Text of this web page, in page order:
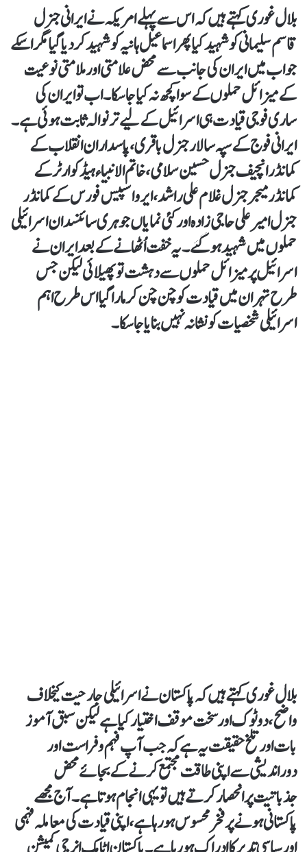
بلال غوری کہتے ہیں کہ اس سے پہلے امریکہ نے ایرانی جنرل
قاسم سلیمانی کو شہید کیا پھر اسماعیل ہانیہ کو شہید کر دیا گیا مگر اسکے
جواب میں ایران کی جانب سے محض علامتی اور ملامتی نوعیت
کے میزائل حملوں کے سوا کچھ نہ کیا جا سکا۔ اب تو ایران کی
ساری فوجی قیادت ہی اسرائیل کے لیے تر نوالہ ثابت ہوئی ہے۔
ایرانی فوج کے سپہ سالار جنرل باقری، پاسداران انقلاب کے
کمانڈر انچیف جنرل حسین سلامی ،خاتم الانبیاء ہیڈ کوارٹر کے
کمانڈر میجر جنرل غلام علی راشد ،ایرو اسپیس فورس کے کمانڈر
جنرل امیر علی حاجی زادہ اور کئی نمایاں جوہری سائنسدان اسرائیلی
حملوں میں شہید ہو گئے۔ یہ خفت اُٹھانے کے بعد ایران نے
اسرائیل پر میزائل حملوں سے دہشت تو پھیلائی لیکن جس
طرح تہران میں قیادت کو چن چن کر مارا گیا اس طرح اہم
اسرائیلی شخصیات کو نشانہ نہیں بنایا جاسکا۔
بلال غوری کہتے ہیں کہ پاکستان نے اسرائیلی جارحیت کیخلاف
واضح ،دوٹوک اورسخت موقف اختیار کیا ہے لیکن سبق آموز
بات اور تلخ حقیقت یہ ہے کہ جب آپ فہم و فراست اور
دوراندیشی سے اپنی طاقت مجتمع کرنے کے بجائے محض
جذباتیت پر انحصار کرتے ہیں تو یہی انجام ہوتا ہے۔ آج مجھے
پاکستانی ہونے پر فخر محسوس ہورہا ہے ،اپنی قیادت کی معاملہ فہمی